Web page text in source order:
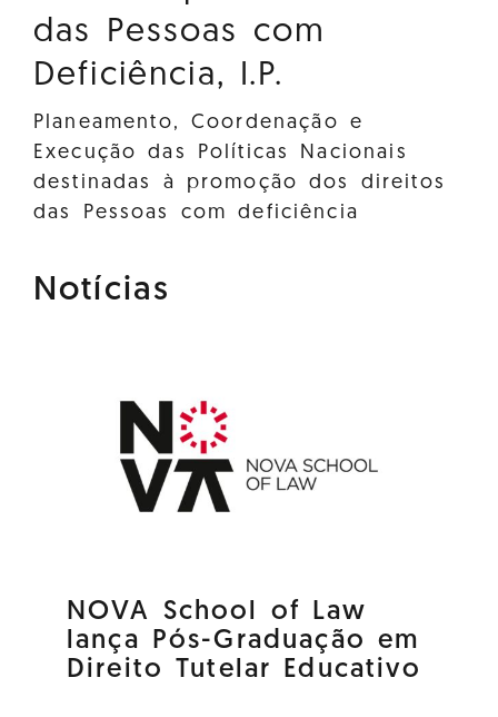
das Pessoas com
Deficiência, I.P.
Planeamento, Coordenação e
Execução das Políticas Nacionais
destinadas à promoção dos direitos
das Pessoas com deficiência
Notícias
NOVA School of Law
lança Pós-Graduação em
Direito Tutelar Educativo